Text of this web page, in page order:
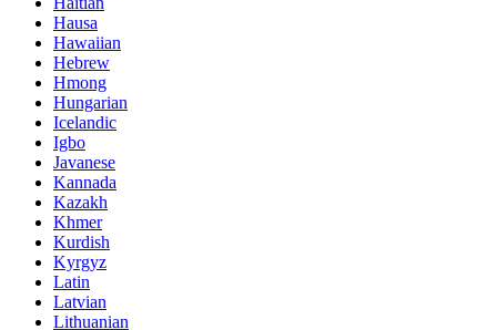
Hausa
Hawaiian
Hebrew
Hmong
Hungarian
Icelandic
Igbo
Javanese
Kannada
Kazakh
Khmer
Kurdish
Kyrgyz
Latin
Latvian
Lithuanian